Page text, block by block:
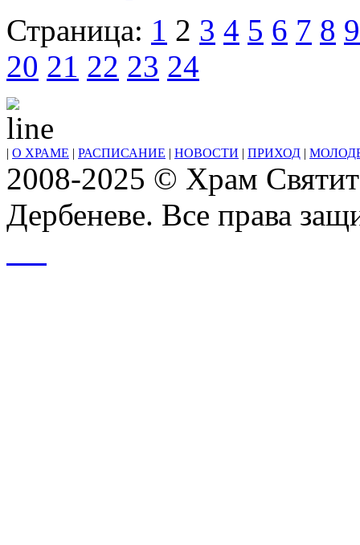
Страница: 1 2 3 4 5 6 7 8 9
20 21 22 23 24
| О ХРАМЕ | РАСПИСАНИЕ | НОВОСТИ | ПРИХОД |
2008-2025 © Храм
Дербеневе. Все права